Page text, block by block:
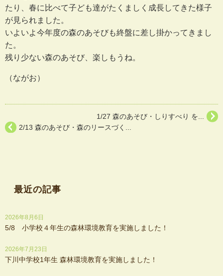
たり、春に比べて子ども達がたくましく成長してきた様子
が見られました。
いよいよ今年度の森のあそびも終盤に差し掛かってきまし
た。
残り少ない森のあそび、楽しもうね。
（ながお）
1/27 森のあそび・しりすべり を...
2/13 森のあそび・森のリースづく...
最近の記事
2026年8月6日
5/8 小学校４年生の森林環境教育を実施しました！
2026年7月23日
下川中学校1年生 森林環境教育を実施しました！